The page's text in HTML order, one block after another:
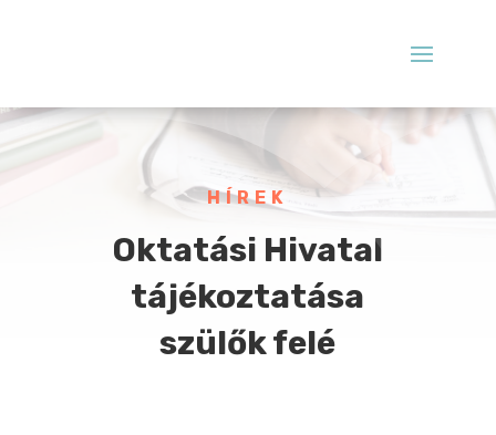
HÍREK
Oktatási Hivatal
tájékoztatása
szülők felé